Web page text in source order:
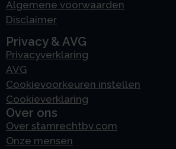
Algemene voorwaarden
Disclaimer
Privacy & AVG
Privacyverklaring
AVG
Cookievoorkeuren instellen
Cookieverklaring
Over ons
Over stamrechtbv.com
Onze mensen